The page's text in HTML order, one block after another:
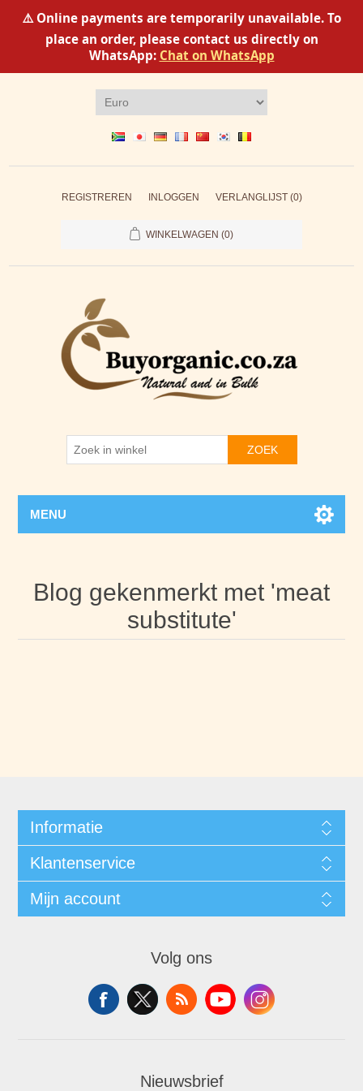
⚠️ Online payments are temporarily unavailable. To
place an order, please contact us directly on
WhatsApp: Chat on WhatsApp
REGISTREREN INLOGGEN VERLANGLIJST (0)
WINKELWAGEN (0)
ZOEK
MENU
Blog gekenmerkt met 'meat
substitute'
Informatie
Klantenservice
Mijn account
Volg ons
Nieuwsbrief